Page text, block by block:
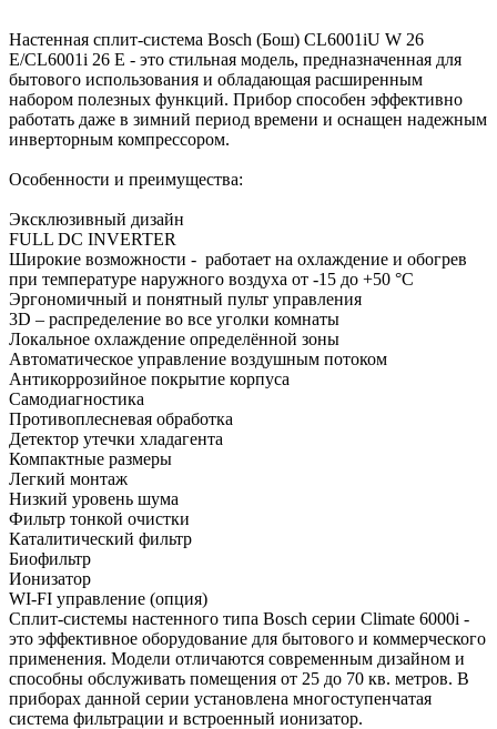
Настенная сплит-система Bosch (Бош) CL6001iU W 26
E/CL6001i 26 E - это стильная модель, предназначенная для
бытового использования и обладающая расширенным
набором полезных функций. Прибор способен эффективно
работать даже в зимний период времени и оснащен надежным
инверторным компрессором.
Особенности и преимущества:
Эксклюзивный дизайн
FULL DC INVERTER
Широкие возможности - работает на охлаждение и обогрев
при температуре наружного воздуха от -15 до +50 °С
Эргономичный и понятный пульт управления
3D – распределение во все уголки комнаты
Локальное охлаждение определённой зоны
Автоматическое управление воздушным потоком
Антикоррозийное покрытие корпуса
Самодиагностика
Противоплесневая обработка
Детектор утечки хладагента
Компактные размеры
Легкий монтаж
Низкий уровень шума
Фильтр тонкой очистки
Каталитический фильтр
Биофильтр
Ионизатор
WI-FI управление (опция)
Сплит-системы настенного типа Bosch серии Climate 6000i -
это эффективное оборудование для бытового и коммерческого
применения. Модели отличаются современным дизайном и
способны обслуживать помещения от 25 до 70 кв. метров. В
приборах данной серии установлена многоступенчатая
система фильтрации и встроенный ионизатор.